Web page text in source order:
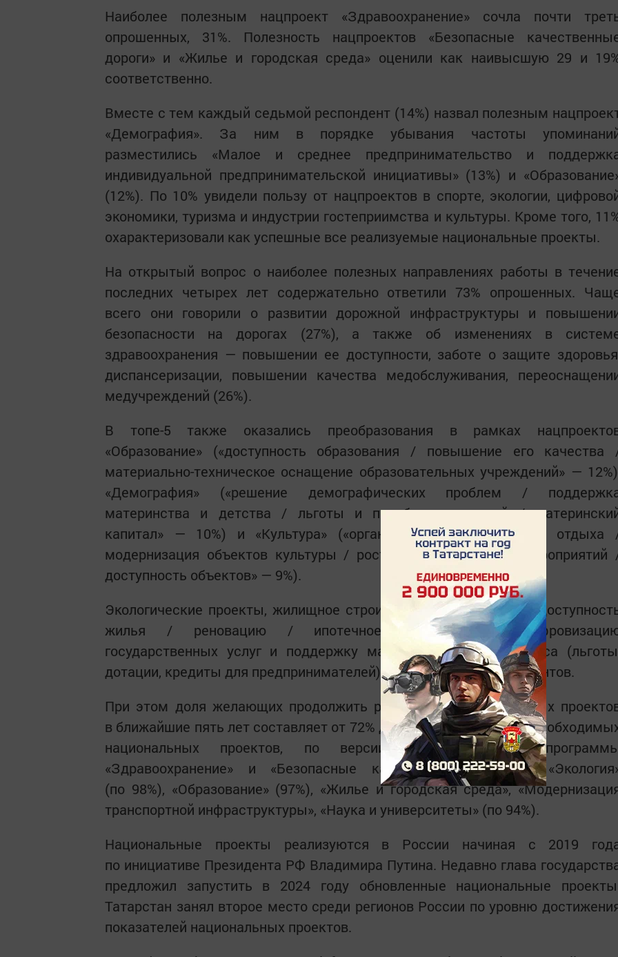
Наиболее полезным нацпроект «Здравоохранение» сочла почти
опрошенных, 31%. Полезность нацпроектов «Безопасные
дороги» и «Жилье и городская среда» оценили как наивысшую 29 и
соответственно.
Вместе с тем каждый седьмой респондент (14%) назвал полезным
«Демография». За ним в порядке убывания частоты
разместились «Малое и среднее предпринимательство и
индивидуальной предпринимательской инициативы» (13%) и
(12%). По 10% увидели пользу от нацпроектов в спорте, экологии,
экономики, туризма и индустрии гостеприимства и культуры. Кроме того,
охарактеризовали как успешные все реализуемые национальные проекты.
На открытый вопрос о наиболее полезных направлениях работы в
последних четырех лет содержательно ответили 73% опрошенных.
всего они говорили о развитии дорожной инфраструктуры и
безопасности на дорогах (27%), а также об изменениях в
здравоохранения — повышении ее доступности, заботе о защите
диспансеризации, повышении качества медобслуживания,
медучреждений (26%).
В топе-5 также оказались преобразования в рамках
«Образование» («доступность образования / повышение его качества
материально-техническое оснащение образовательных учреждений» —
«Демография» («решение демографических проблем /
материнства и детства / льготы и пособия для детей /
капитал» — 10%) и «Культура» («организация мест досуга и отдыха
модернизация объектов культуры / рост числа культурных мероприятий
доступность объектов» — 9%).
Экологические проекты, жилищное строительство (в том числе
жилья / реновацию / ипотечное кредитование),
государственных услуг и поддержку малого и среднего бизнеса
дотации, кредиты для предпринимателей) назвали по 8% респондентов.
При этом доля желающих продолжить реализацию национальных
в ближайшие пять лет составляет от 72% до 98%. В число самых
национальных проектов, по версии россиян, вошли
«Здравоохранение» и «Безопасные качественные дороги»,
(по 98%), «Образование» (97%), «Жилье и городская среда»,
транспортной инфраструктуры», «Наука и университеты» (по 94%).
Национальные проекты реализуются в России начиная с 2019
по инициативе Президента РФ Владимира Путина. Недавно глава
предложил запустить в 2024 году обновленные национальные
Татарстан занял второе место среди регионов России по уровню
показателей национальных проектов.